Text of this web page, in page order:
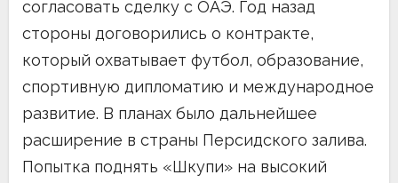
согласовать сделку с ОАЭ. Год назад
стороны договорились о контракте,
который охватывает футбол, образование,
спортивную дипломатию и международное
развитие. В планах было дальнейшее
расширение в страны Персидского залива.
Попытка поднять «Шкупи» на высокий